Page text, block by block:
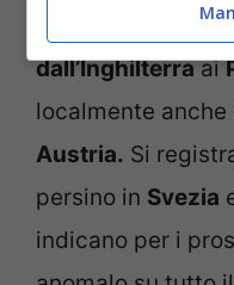
35, ma abbiamo
dall’Inghilterraai
localmente anche
Austria. Si
persino in Svezia
indicano per i